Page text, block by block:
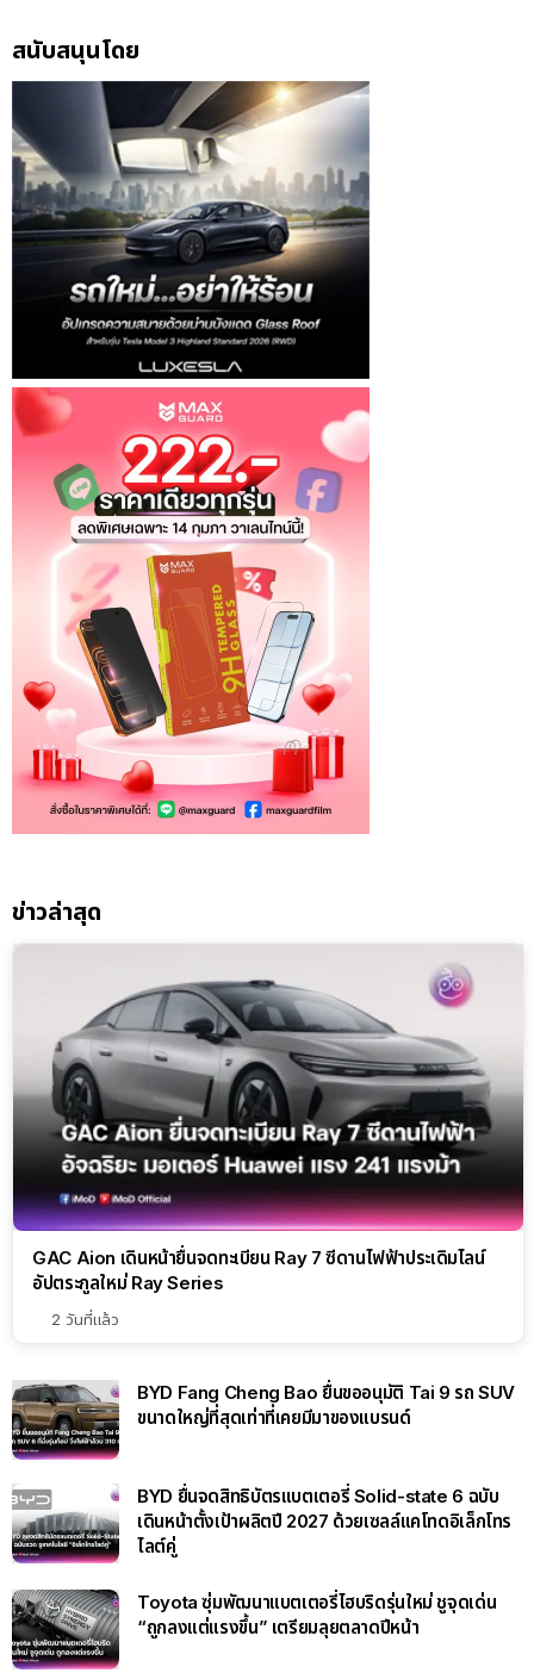
สนับสนุนโดย
ข่าวล่าสุด
GAC Aion เดินหน้ายื่นจดทะเบียน Ray 7 ซีดานไฟฟ้าประเดิมไลน์
อัปตระกูลใหม่ Ray Series
2 วันที่แล้ว
BYD Fang Cheng Bao ยื่นขออนุมัติ Tai 9 รถ SUV
ขนาดใหญ่ที่สุดเท่าที่เคยมีมาของแบรนด์
BYD ยื่นจดสิทธิบัตรแบตเตอรี่ Solid-state 6 ฉบับ
เดินหน้าตั้งเป้าผลิตปี 2027 ด้วยเซลล์แคโทดอิเล็กโทร
ไลต์คู่
Toyota ซุ่มพัฒนาแบตเตอรี่ไฮบริดรุ่นใหม่ ชูจุดเด่น
“ถูกลงแต่แรงขึ้น” เตรียมลุยตลาดปีหน้า